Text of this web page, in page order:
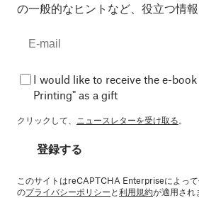
の一般的なヒントなど、役立つ情報
I would like to receive the e-
Printing" as a gift
クリックして、 ニュースレターを受け取る。
登録する
このサイトはreCAPTCHA Enterpriseによっ
のプライバシーポリシーと利用規約が適用され